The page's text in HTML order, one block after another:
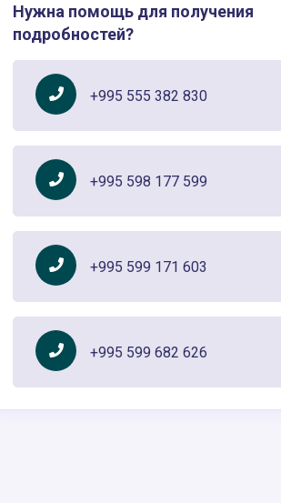
Нужна помощь для получения
подробностей?
+995 555 382 830
+995 598 177 599
+995 599 171 603
+995 599 682 626